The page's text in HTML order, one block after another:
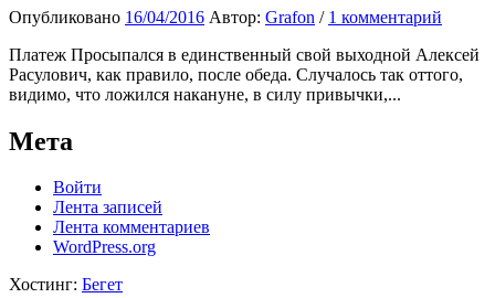
Опубликовано 16/04/2016 Автор: Grafon / 1 комментарий
Платеж Просыпался в единственный свой выходной Алексей
Расулович, как правило, после обеда. Случалось так оттого,
видимо, что ложился накануне, в силу привычки,...
Мета
Войти
Лента записей
Лента комментариев
WordPress.org
Хостинг: Бегет